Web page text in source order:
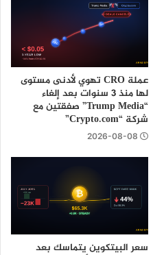
عملة CRO تهوي لأدنى مستوى
لها منذ 3 سنوات بعد إلغاء
“Trump Media” صفقتين مع
شركة “Crypto.com”
2026-08-08
سعر البيتكوين يتماسك بعد